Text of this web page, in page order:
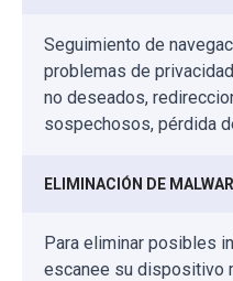
Seguimiento de
problemas de
no deseados,
sospechosos, pérdida
ELIMINACIÓN DE
Para eliminar posibles
escanee su dispositivo